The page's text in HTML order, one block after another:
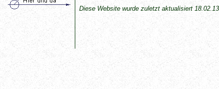
Diese Website wurde zuletzt aktualisiert18.02.13